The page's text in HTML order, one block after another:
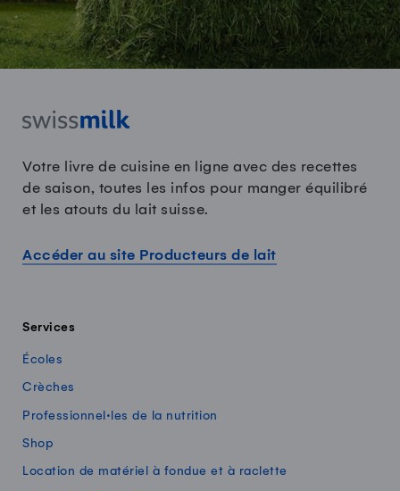
Votre livre de cuisine en ligne avec des recettes
de saison, toutes les infos pour manger équilibré
et les atouts du lait suisse.
Accéder au site Producteurs de lait
Services
Écoles
Crèches
Professionnel·les de la nutrition
Shop
Location de matériel à fondue et à raclette